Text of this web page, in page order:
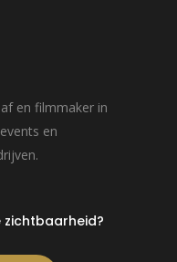
en filmmaker in
en
zichtbaarheid?